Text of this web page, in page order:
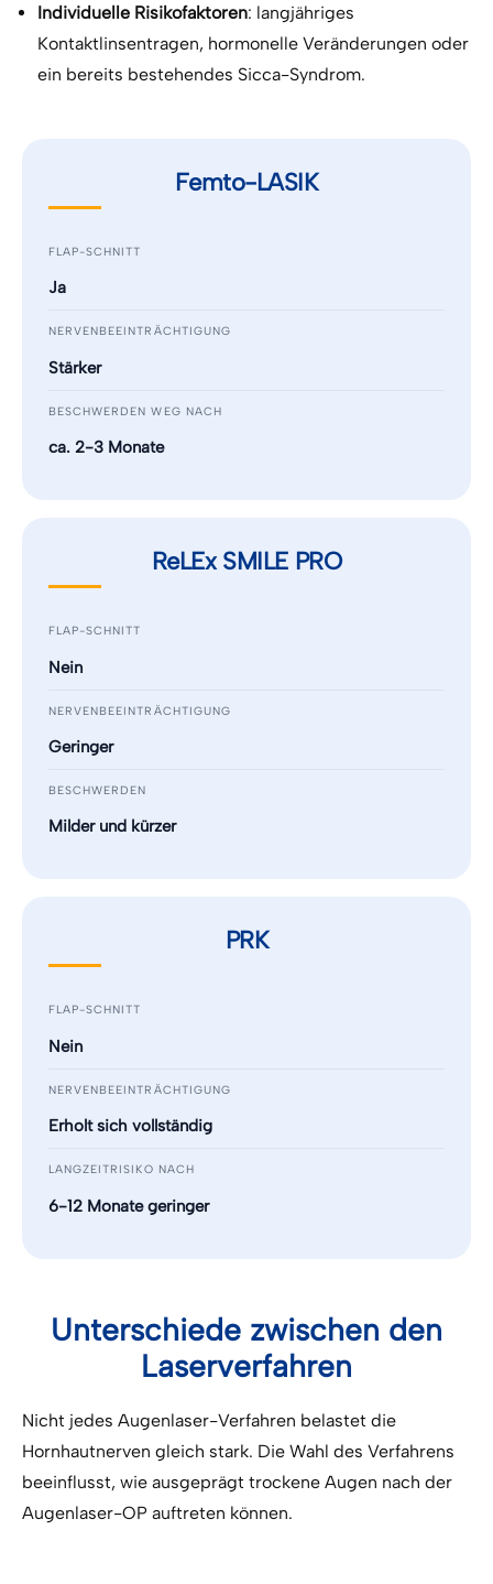
Individuelle Risikofaktoren: langjähriges
Kontaktlinsentragen, hormonelle Veränderungen oder
ein bereits bestehendes Sicca-Syndrom.
Femto-LASIK
FLAP-SCHNITT
Ja
NERVENBEEINTRÄCHTIGUNG
Stärker
BESCHWERDEN WEG NACH
ca. 2-3 Monate
ReLEx SMILE PRO
FLAP-SCHNITT
Nein
NERVENBEEINTRÄCHTIGUNG
Geringer
BESCHWERDEN
Milder und kürzer
PRK
FLAP-SCHNITT
Nein
NERVENBEEINTRÄCHTIGUNG
Erholt sich vollständig
LANGZEITRISIKO NACH
6-12 Monate geringer
Unterschiede zwischen den
Laserverfahren
Nicht jedes Augenlaser-Verfahren belastet die
Hornhautnerven gleich stark. Die Wahl des Verfahrens
beeinflusst, wie ausgeprägt trockene Augen nach der
Augenlaser-OP auftreten können.